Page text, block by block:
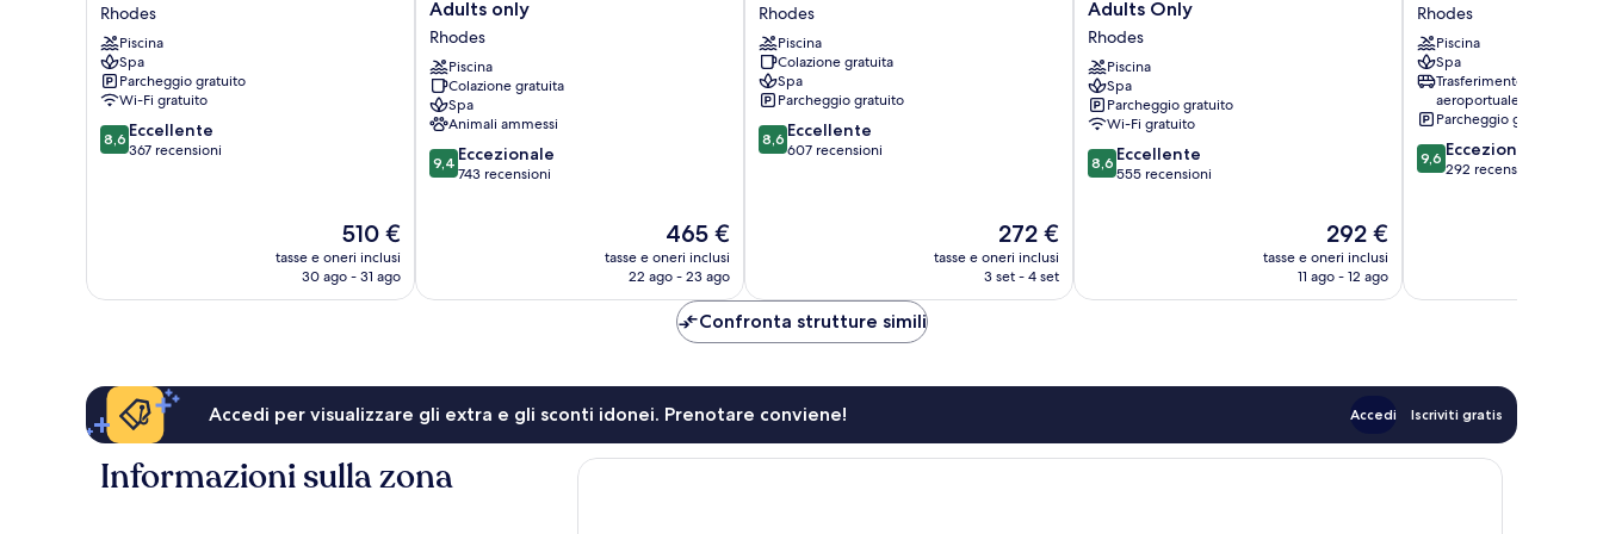
Rhodes
Rhodes
Piscina
Spa
Parcheggio gratuito
Wi-Fi gratuito
8.6
su
8,6 Eccellente
367 recensioni
Il
prezzo
attuale
510 €
tasse e oneri inclusi
30 ago - 31 ago
&
Spa
-
Adults
only
Rhodes
Adults only
Rhodes
Piscina
Colazione gratuita
Spa
Animali ammessi
9.4
su
9,4 Eccezionale
743 recensioni
Il
prezzo
attuale
465 €
465 €
tasse e oneri inclusi
22 ago - 23 ago
&
Spa
Rhodes
Rhodes
Piscina
Colazione gratuita
Spa
Parcheggio gratuito
8.6
su
8,6 Eccellente
607 recensioni
Il
prezzo
attuale
272 €
tasse e oneri inclusi
3 set - 4 set
&
All
Suites
-
Adults
Only
Rhodes
Adults Only
Rhodes
Piscina
Spa
Parcheggio gratuito
Wi-Fi gratuito
8.6
su
8,6 Eccellente
555 recensioni
Il
prezzo
attuale
292 €
tasse e oneri inclusi
11 ago - 12 ago
Villas
&
Spa
Rhodes
Rhodes
Piscina
Spa
Trasferimento
aeroportuale
Parcheggio gratuito
9.6
su
9,6 Eccezionale
292 recensioni
Confronta strutture simili
Accedi per visualizzare gli extra e gli sconti idonei. Prenotare conviene! Accedi Iscriviti gratis
Informazioni sulla zona